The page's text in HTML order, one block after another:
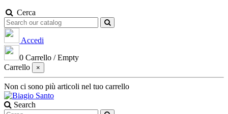
Cerca
Accedi
0 Carrello /Empty
Carrello
×
Non ci sono più articoli nel tuo carrello
Search